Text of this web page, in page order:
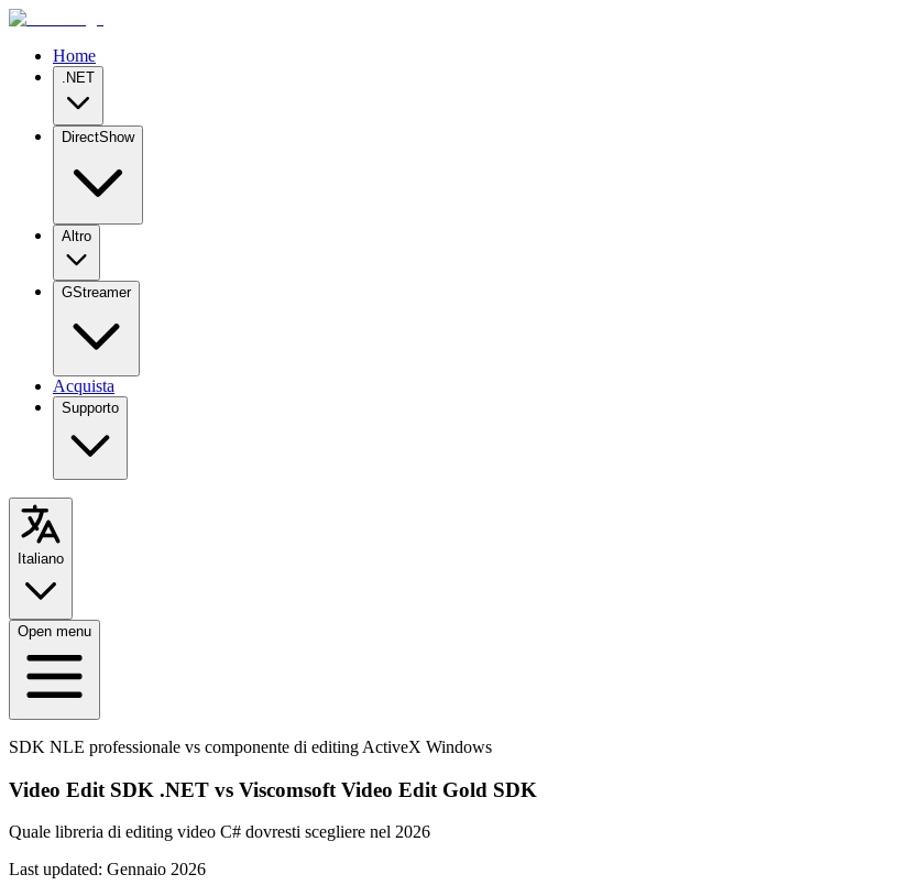
Home
.NET
DirectShow
Altro
GStreamer
Acquista
Supporto
Italiano
Open menu
SDK NLE professionale vs componente di editing ActiveX Windows
Video Edit SDK .NET vs Viscomsoft Video Edit Gold SDK
Quale libreria di editing video C# dovresti scegliere nel 2026
Last updated: Gennaio 2026